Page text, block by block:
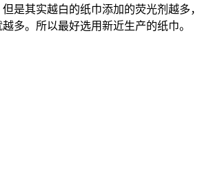
其实越白的纸巾添加的荧光剂越多，
。所以最好选用新近生产的纸巾。